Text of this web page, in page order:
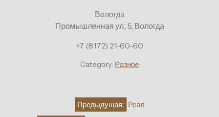
Вологда
Промышленная ул., 5, Вологда
+7 (8172) 21-60-60
Category: Разное
Предыдущая: Реал